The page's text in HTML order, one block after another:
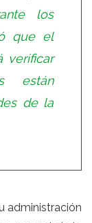
los
que el
verificar
están
de la
administración